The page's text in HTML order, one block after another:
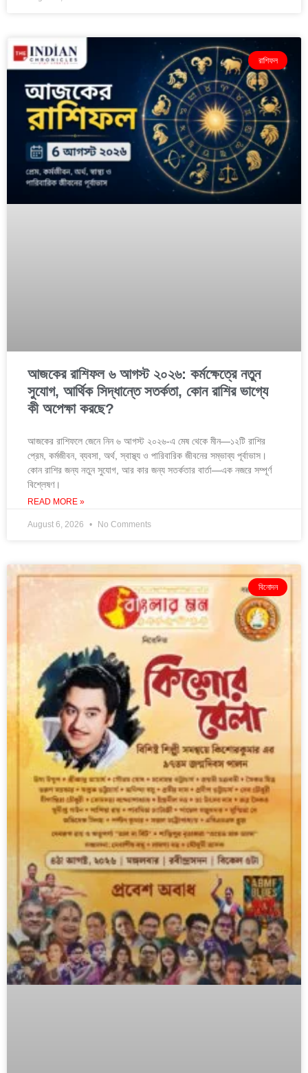
রাশিফল
আজকের রাশিফল ৬ আগস্ট ২০২৬: কর্মক্ষেত্রে নতুন
সুযোগ, আর্থিক সিদ্ধান্তে সতর্কতা, কোন রাশির ভাগ্যে
কী অপেক্ষা করছে?
আজকের রাশিফলে জেনে নিন ৬ আগস্ট ২০২৬-এ মেষ থেকে মীন—১২টি রাশির
প্রেম, কর্মজীবন, ব্যবসা, অর্থ, স্বাস্থ্য ও পারিবারিক জীবনের সম্ভাব্য পূর্বাভাস।
কোন রাশির জন্য নতুন সুযোগ, আর কার জন্য সতর্কতার বার্তা—এক নজরে সম্পূর্ণ
বিশ্লেষণ।
READ MORE »
August 6, 2026 No Comments
বিনোদন